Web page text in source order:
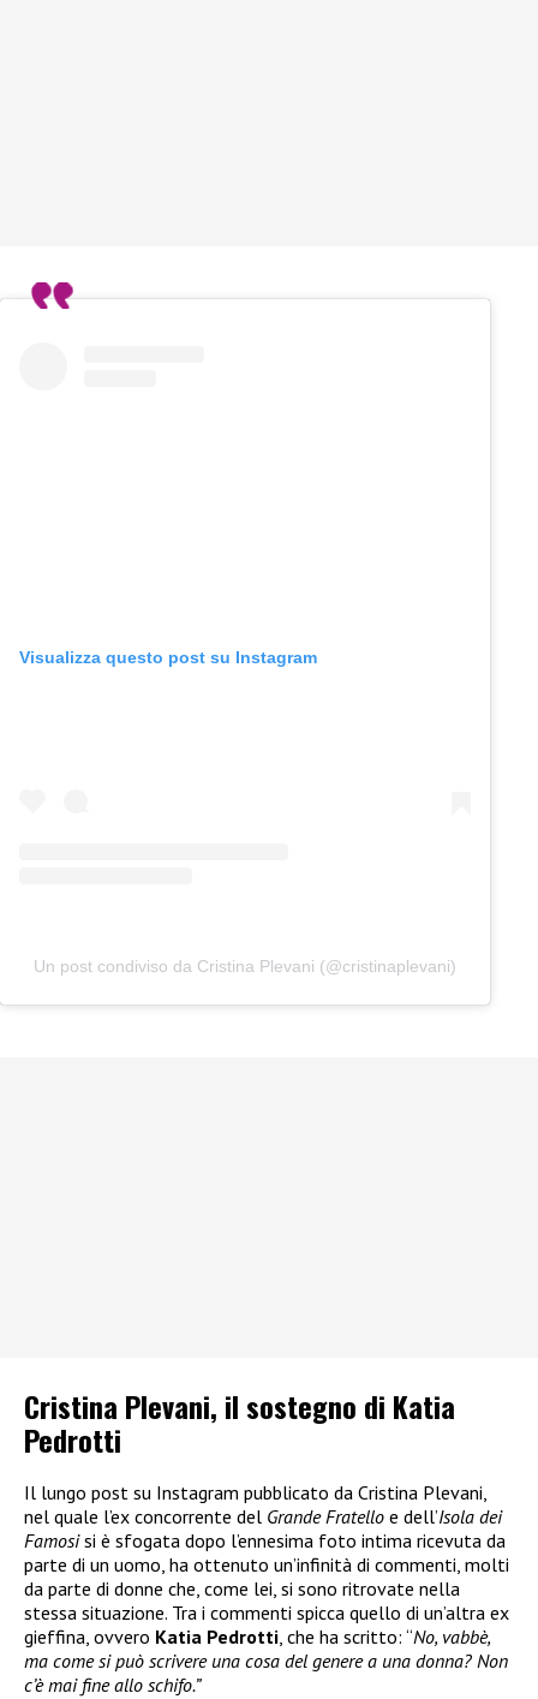
Visualizza questo post su Instagram
Un post condiviso da Cristina Plevani (@cristinaplevani)
Cristina Plevani, il sostegno di Katia
Pedrotti
Il lungo post su Instagram pubblicato da Cristina Plevani,
nel quale l’ex concorrente del Grande Fratello e dell’Isola dei
Famosisi è sfogata dopo l’ennesima foto intima ricevuta da
parte di un uomo, ha ottenuto un’infinità di commenti, molti
da parte di donne che, come lei, si sono ritrovate nella
stessa situazione. Tra i commenti spicca quello di un’altra ex
gieffina, ovvero Katia Pedrotti, che ha scritto: “No, vabbè,
ma come si può scrivere una cosa del genere a una donna? Non
c’è mai fine allo schifo.”